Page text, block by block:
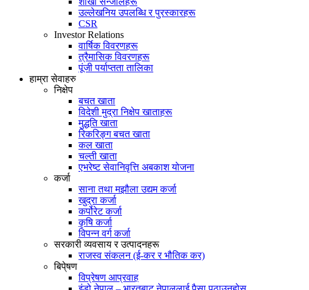
उल्लेखनिय उपलब्धि र पुरस्कारहरू
CSR
Investor Relations
वार्षिक विवरणहरू
त्रैमासिक विवरणहरू
पूंजी पर्याप्तता तालिका
हाम्रा सेवाहरु
निक्षेप
बचत खाता
विदेशी मुद्रा निक्षेप खाताहरू
मुद्धति खाता
रिकरिङ्ग बचत खाता
कल खाता
चल्ती खाता
एभरेष्ट सेवानिवृत्ति अबकाश योजना
कर्जा
साना तथा मझौला उद्यम कर्जा
खुद्रा कर्जा
कर्पोरेट कर्जा
कृषि कर्जा
विपन्न वर्ग कर्जा
सरकारी व्यवसाय र उत्पादनहरू
राजस्व संकलन (ई-कर र भौतिक कर)
बिपे्षण
विप्रेषण आप्रवाह